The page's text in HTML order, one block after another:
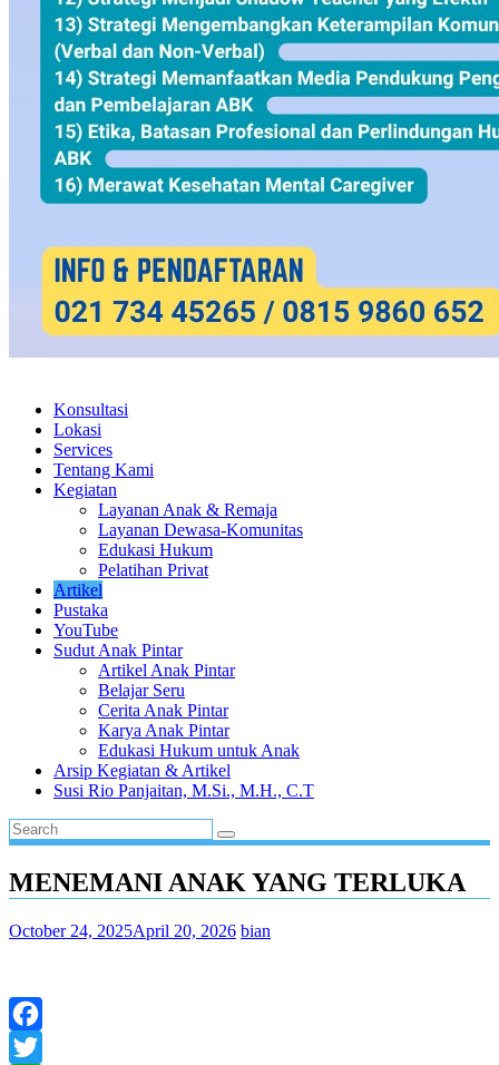
Konsultasi
Lokasi
Services
Tentang Kami
Kegiatan
Layanan Anak & Remaja
Layanan Dewasa-Komunitas
Edukasi Hukum
Pelatihan Privat
Artikel
Pustaka
YouTube
Sudut Anak Pintar
Artikel Anak Pintar
Belajar Seru
Cerita Anak Pintar
Karya Anak Pintar
Edukasi Hukum untuk Anak
Arsip Kegiatan & Artikel
Susi Rio Panjaitan, M.Si., M.H., C.T
MENEMANI ANAK YANG TERLUKA
October 24, 2025April 20, 2026 bian
Facebook